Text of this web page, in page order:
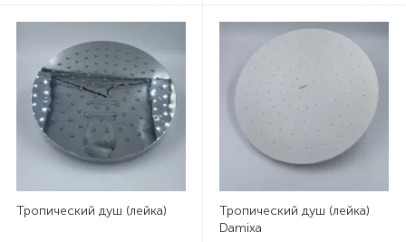
Тропический душ (лейка)
Тропический душ (лейка)
Damixa